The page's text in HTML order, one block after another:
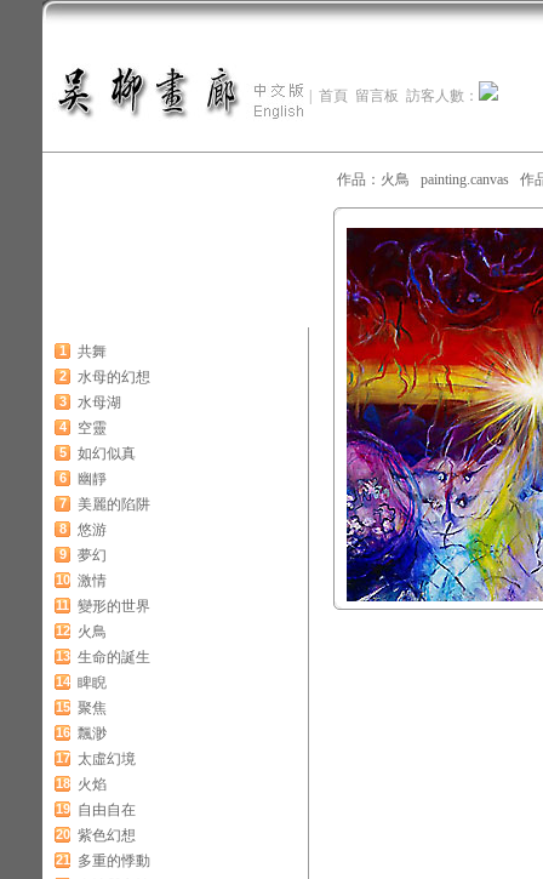
首頁 留言板 訪客人數：
1 共舞
2 水母的幻想
3 水母湖
4 空靈
5 如幻似真
6 幽靜
7 美麗的陷阱
8 悠游
9 夢幻
10 激情
11 變形的世界
12 火鳥
13 生命的誕生
14 睥睨
15 聚焦
16 飄渺
17 太虛幻境
18 火焰
19 自由自在
20 紫色幻想
21 多重的悸動
作品：火鳥 painting.canvas 作